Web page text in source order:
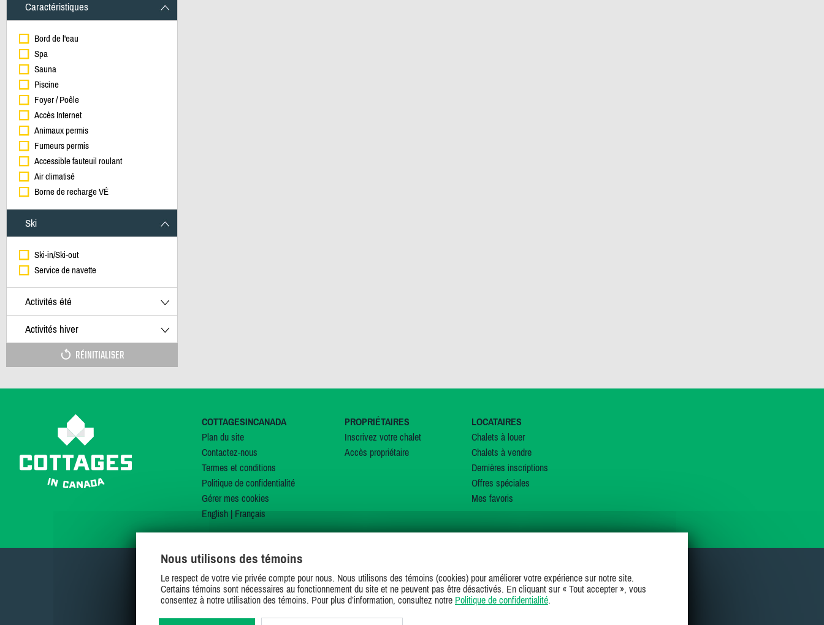
Caractéristiques
Bord de l'eau
Spa
Sauna
Piscine
Foyer / Poêle
Accès Internet
Animaux permis
Fumeurs permis
Accessible fauteuil roulant
Air climatisé
Borne de recharge VÉ
Ski
Ski-in/Ski-out
Service de navette
Activités été
Activités hiver
RÉINITIALISER
COTTAGESINCANADA
Plan du site
Contactez-nous
Termes et conditions
Politique de confidentialité
Gérer mes cookies
English| Français
PROPRIÉTAIRES
Inscrivez votre chalet
Accès propriétaire
LOCATAIRES
Chalets à louer
Chalets à vendre
Dernières inscriptions
Offres spéciales
Mes favoris
SUIVEZ-NOUS SUR
Nous utilisons des témoins
Le respect de votre vie privée compte pour nous. Nous utilisons des témoins (cookies) pour améliorer votre expérience sur notre site.
Certains témoins sont nécessaires au fonctionnement du site et ne peuvent pas être désactivés. En cliquant sur « Tout accepter », vous
consentez à notre utilisation des témoins. Pour plus d’information, consultez notre Politique de confidentialité.